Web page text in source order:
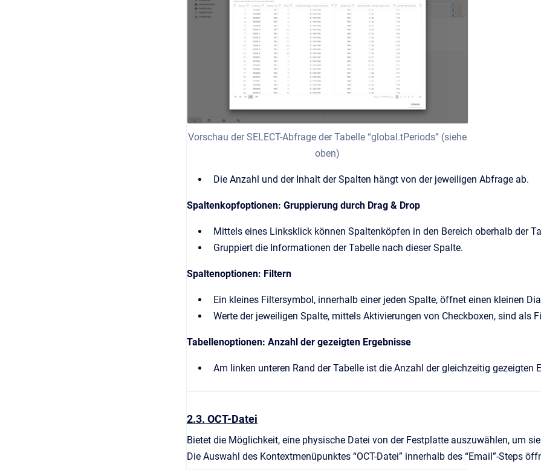
Vorschau der SELECT-Abfrage der Tabelle “global.tPeriods” (siehe
oben)
Die Anzahl und der Inhalt der Spalten hängt von der jeweiligen Abfrage ab.
Spaltenkopfoptionen: Gruppierung durch Drag & Drop
Mittels eines Linksklick können Spaltenköpfen in den Bereich oberhalb der
Gruppiert die Informationen der Tabelle nach dieser Spalte.
Spaltenoptionen: Filtern
Ein kleines Filtersymbol, innerhalb einer jeden Spalte, öffnet einen kleinen
Werte der jeweiligen Spalte, mittels Aktivierungen von Checkboxen, sind als
Tabellenoptionen: Anzahl der gezeigten Ergebnisse
Am linken unteren Rand der Tabelle ist die Anzahl der gleichzeitig gezeigten
2.3. OCT-Datei
Bietet die Möglichkeit, eine physische Datei von der Festplatte auszuwählen, um
Die Auswahl des Kontextmenüpunktes “OCT-Datei” innerhalb des “Email”-Steps